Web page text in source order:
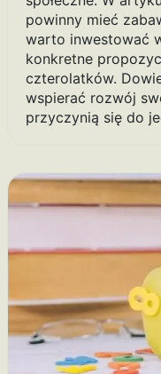
powinny mieć
warto inwestować
konkretne
czterolatków.
wspierać rozwój
przyczynią się do